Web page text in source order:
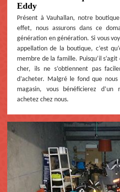
Eddy
Présent à Vauhallan, notre
effet, nous assurons dans ce
génération en génération. Si vous
appellation de la boutique, c’est
membre de la famille. Puisqu’il
cher, ils ne s’obtiennent pas
d’acheter. Malgré le fond que
magasin, vous bénéficierez
achetez chez nous.